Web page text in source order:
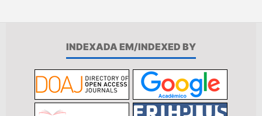
INDEXADA EM/INDEXED BY